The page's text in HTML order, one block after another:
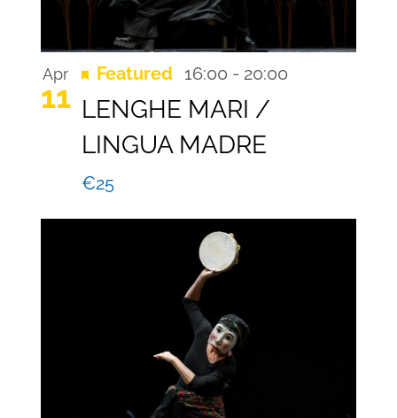
Apr
11
Featured 16:00 - 20:00
LENGHE MARI /
LINGUA MADRE
€25